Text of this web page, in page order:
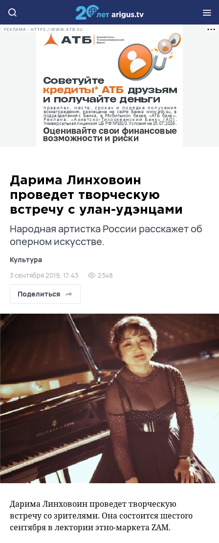
РЕКЛАМА • HTTPS://WWW.ATB.SU
Дарима Линховоин
проведет творческую
встречу с улан-удэнцами
Народная артистка России расскажет об
оперном искусстве.
Культура
3 сентября 2019, 17:43 2348
Поделиться
Дарима Линховоин проведет творческую
встречу со зрителями. Она состоится шестого
сентября в лектории этно-маркета ZAM.